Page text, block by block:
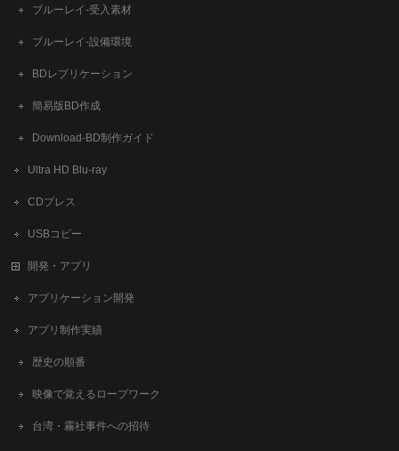
ブルーレイ-受入素材
ブルーレイ-設備環境
BDレプリケーション
簡易版BD作成
​Download-BD制作ガイド
Ultra HD Blu-ray
CDプレス
USBコピー
開発・アプリ
アプリケーション開発
アプリ制作実績
歴史の順番
映像で覚えるロープワーク
台湾・霧社事件への招待